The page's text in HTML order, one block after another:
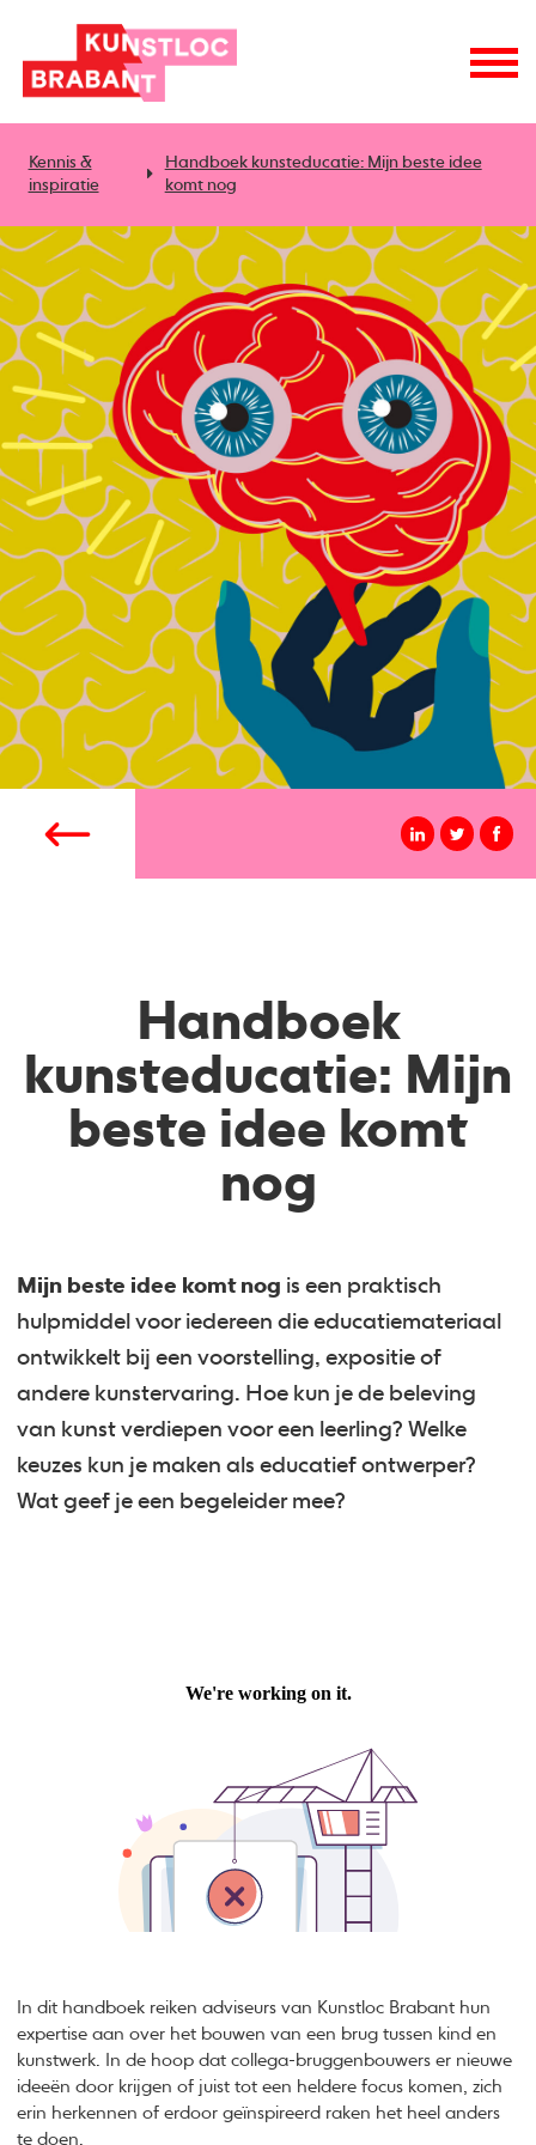
Kennis &
inspiratie
Handboek kunsteducatie: Mijn beste idee
komt nog
Handboek
kunsteducatie: Mijn
beste idee komt
nog
Mijn beste idee komt nog is een praktisch
hulpmiddel voor iedereen die educatiemateriaal
ontwikkelt bij een voorstelling, expositie of
andere kunstervaring. Hoe kun je de beleving
van kunst verdiepen voor een leerling? Welke
keuzes kun je maken als educatief ontwerper?
Wat geef je een begeleider mee?
In dit handboek reiken adviseurs van Kunstloc Brabant hun
expertise aan over het bouwen van een brug tussen kind en
kunstwerk. In de hoop dat collega-bruggenbouwers er nieuwe
ideeën door krijgen of juist tot een heldere focus komen, zich
erin herkennen of erdoor geïnspireerd raken het heel anders
te doen.